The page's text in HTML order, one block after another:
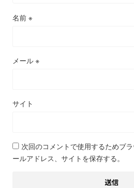
名前 ※
メール ※
サイト
次回のコメントで使用するためブ
ールアドレス、サイトを保存する。